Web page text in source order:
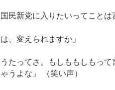
民新党に入りたいってこと
、変えられますか」
たってさ。もしももしもっ
うよな」 （笑い声）